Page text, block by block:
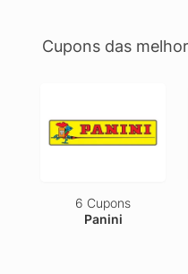
Cupons das
6 Cupons
Panini